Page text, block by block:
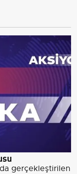
gerçekleştirilen